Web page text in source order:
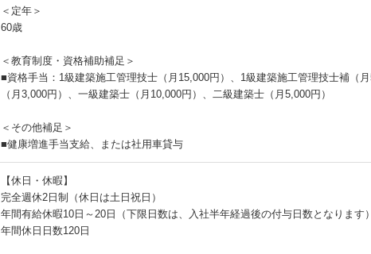
＜定年＞
60歳
＜教育制度・資格補助補足＞
■資格手当：1級建築施工管理技士（月15,000円）、1級建築施工管理技士補（
（月3,000円）、一級建築士（月10,000円）、二級建築士（月5,000円）
＜その他補足＞
■健康増進手当支給、または社用車貸与
【休日・休暇】
完全週休2日制（休日は土日祝日）
年間有給休暇10日～20日（下限日数は、入社半年経過後の付与日数となります）
年間休日日数120日